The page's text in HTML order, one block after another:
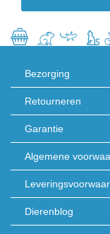
Bezorging
Retourneren
Garantie
Algemene
Dierenblog